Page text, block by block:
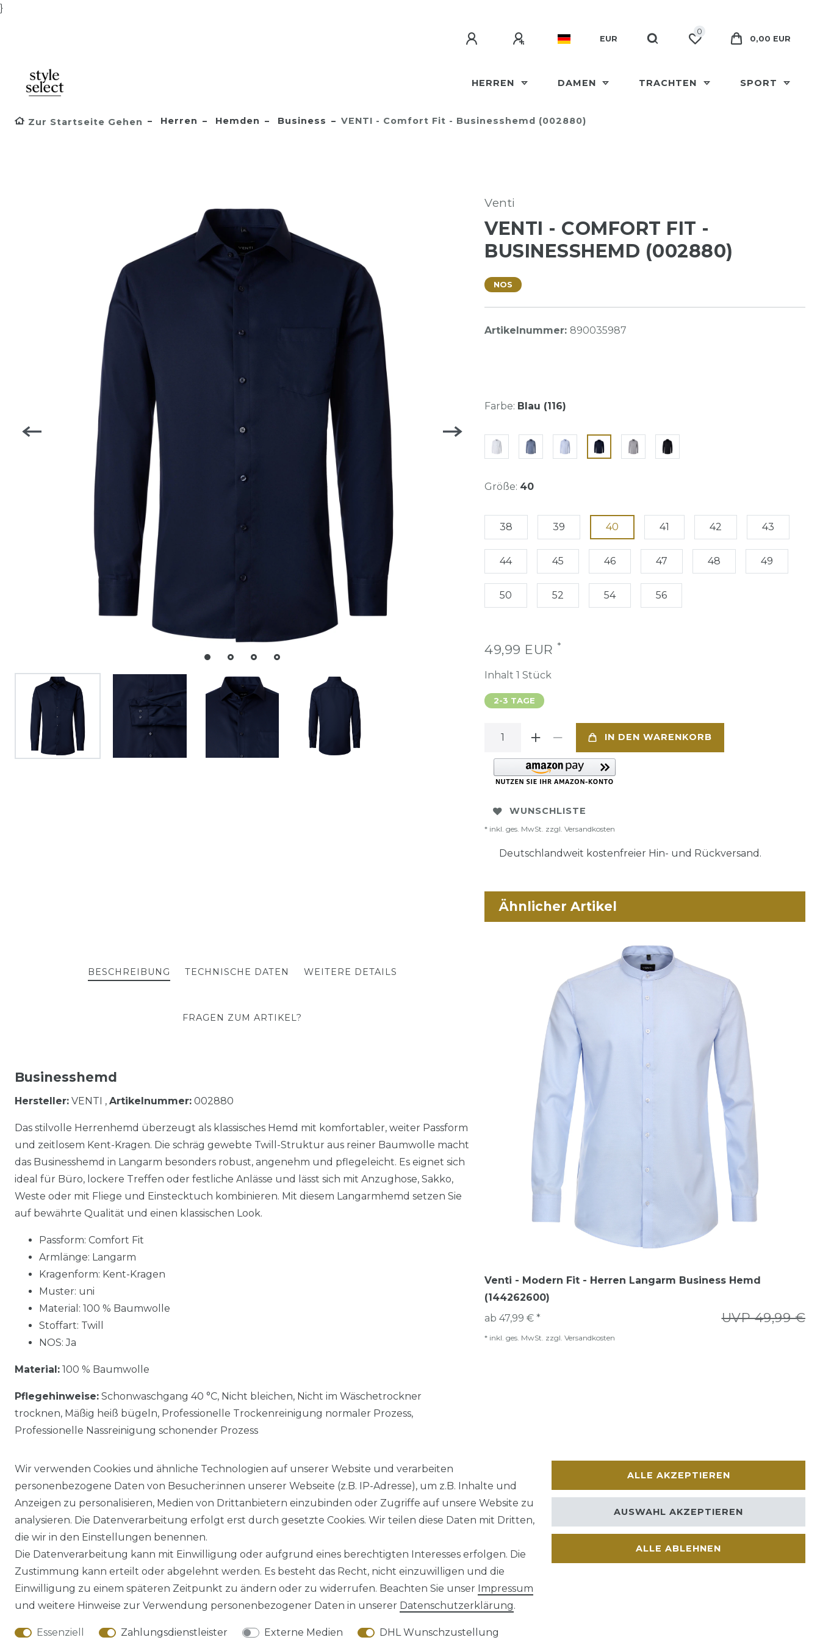
}
EUR
0
0,00 EUR
HERREN DAMEN TRACHTEN SPORT
Zur Startseite Gehen Herren Hemden Business VENTI - Comfort Fit - Businesshemd (002880)
Venti
VENTI - COMFORT FIT -
BUSINESSHEMD (002880)
NOS
Artikelnummer: 890035987
Farbe: Blau (116)
Größe: 40
38 39 40 41 42 43
44 45 46 47 48 49
50 52 54 56
49,99 EUR *
Inhalt 1 Stück
2-3 TAGE
IN DEN WARENKORB
WUNSCHLISTE
* inkl. ges. MwSt. zzgl. Versandkosten
Deutschlandweit kostenfreier Hin- und Rückversand.
BESCHREIBUNG TECHNISCHE DATEN WEITERE DETAILS
FRAGEN ZUM ARTIKEL?
Businesshemd
Hersteller: VENTI , Artikelnummer: 002880
Das stilvolle Herrenhemd überzeugt als klassisches Hemd mit komfortabler, weiter Passform
und zeitlosem Kent-Kragen. Die schräg gewebte Twill-Struktur aus reiner Baumwolle macht
das Businesshemd in Langarm besonders robust, angenehm und pflegeleicht. Es eignet sich
ideal für Büro, lockere Treffen oder festliche Anlässe und lässt sich mit Anzughose, Sakko,
Weste oder mit Fliege und Einstecktuch kombinieren. Mit diesem Langarmhemd setzen Sie
auf bewährte Qualität und einen klassischen Look.
Passform: Comfort Fit
Armlänge: Langarm
Kragenform: Kent-Kragen
Muster: uni
Material: 100 % Baumwolle
Stoffart: Twill
NOS: Ja
Material: 100 % Baumwolle
Pflegehinweise: Schonwaschgang 40 °C, Nicht bleichen, Nicht im Wäschetrockner
trocknen, Mäßig heiß bügeln, Professionelle Trockenreinigung normaler Prozess,
Professionelle Nassreinigung schonender Prozess
Ähnlicher Artikel
Venti - Modern Fit - Herren Langarm Business Hemd
(144262600)
UVP 49,99 €
ab 47,99 € *
* inkl. ges. MwSt. zzgl. Versandkosten
Impressum Daten­schutz­erklärung AGB Barrierefreiheitserklärung Widerrufs­recht
Wir verwenden Cookies und ähnliche Technologien auf unserer Website und verarbeiten
personenbezogene Daten von Besucher:innen unserer Webseite (z.B. IP-Adresse), um z.B. Inhalte und
Anzeigen zu personalisieren, Medien von Drittanbietern einzubinden oder Zugriffe auf unsere Website zu
analysieren. Die Datenverarbeitung erfolgt erst durch gesetzte Cookies. Wir teilen diese Daten mit Dritten,
die wir in den Einstellungen benennen.
Die Datenverarbeitung kann mit Einwilligung oder aufgrund eines berechtigten Interesses erfolgen. Die
Zustimmung kann erteilt oder abgelehnt werden. Es besteht das Recht, nicht einzuwilligen und die
Einwilligung zu einem späteren Zeitpunkt zu ändern oder zu widerrufen. Beachten Sie unser Impressum
und weitere Hinweise zur Verwendung personenbezogener Daten in unserer Daten­schutz­erklärung.
Essenziell Zahlungsdienstleister Externe Medien DHL Wunschzustellung
ALLE AKZEPTIEREN
ALLE ABLEHNEN
AUSWAHL AKZEPTIEREN